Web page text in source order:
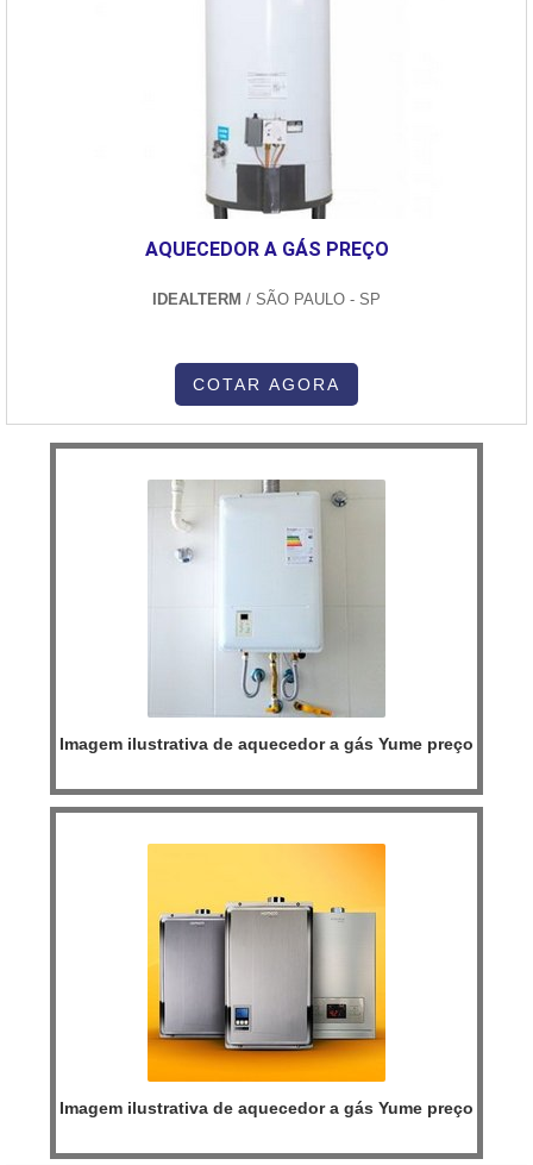
AQUECEDOR A GÁS PREÇO
IDEALTERM / SÃO PAULO - SP
COTAR AGORA
Imagem ilustrativa de aquecedor a gás Yume preço
Imagem ilustrativa de aquecedor a gás Yume preço